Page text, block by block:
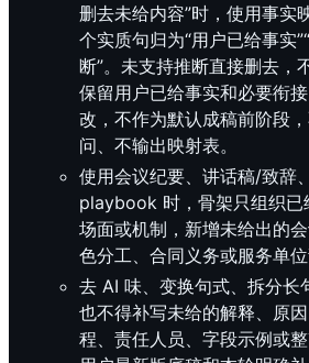
删去未给内容”时，使用事实
个实质句归为“用户已给事实
断”。未支持推断直接删去，
保留用户已给事实和必要衔
改，不作为默认成稿前阶段
问、不输出映射表。
使用会议纪要、讲话稿/致辞
playbook 时，骨架只组织已
场面或机制，新增未给出的
色分工、合同义务或服务单位
去 AI 味、变换句式、拆分长
也不得补写未给的解释、原
程、责任人员、字段示例或